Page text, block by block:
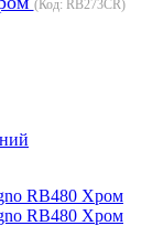
(Код: RB273CR)